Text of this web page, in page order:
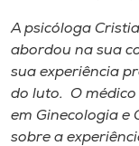
A psicóloga
abordou na sua
sua experiência
do luto. O médico
em Ginecologia e
sobre a